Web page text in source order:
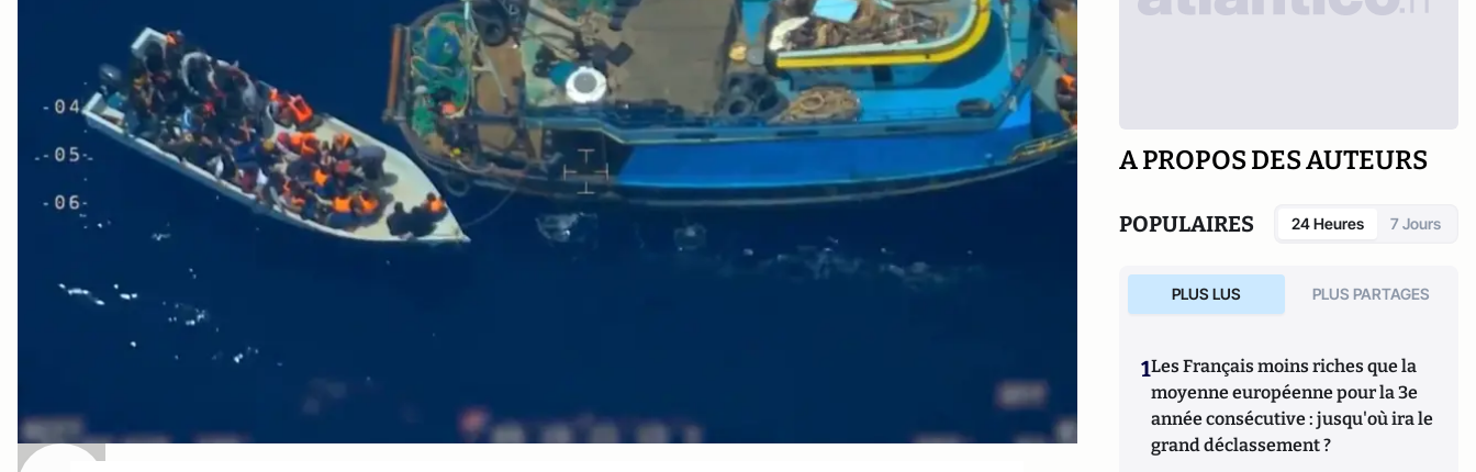
A PROPOS DES AUTEURS
POPULAIRES 24 Heures 7 Jours
PLUS LUS PLUS PARTAGES
1Les Français moins riches que la
moyenne européenne pour la 3e
année consécutive : jusqu'où ira le
grand déclassement ?